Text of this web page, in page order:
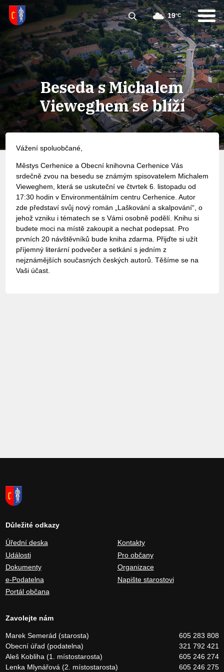
19°C
Beseda s Michalem
Vieweghem se blíží
Vážení spoluobčané,
Městys Cerhenice a Obecní knihovna Cerhenice Vás
srdečně zvou na besedu se známým spisovatelem Michalem
Vieweghem, která se uskuteční ve čtvrtek 6. listopadu od
17:30 hodin v Environmentálním centru Cerhenice. Autor
zde představí svůj nový román „Laškování a skalpování“, o
jehož vzniku i tématech se s Vámi osobně podělí. Knihu si
budete moci na místě zakoupit a nechat podepsat. Pro
prvních 20 návštěvníků bude kniha zdarma. Přijďte si užít
příjemný literární podvečer a setkání s jedním z
nejznámějších současných českých autorů. Těšíme se na
Vaši účast.
Důležité odkazy
Úřední deska
Události
Dokumenty
e-Podatelna
Portál občana
Kontakty
Pro občany
Organizace
Napište starostovi
Zavolejte nám
Marek Semerád (starosta)
605 283 808
Obecní úřad (podatelna)
321 792 421
Aleš Kobliha (1. místostarosta)
605 246 274
Lenka Mlynářová (2. místostarosta)
605 246 275